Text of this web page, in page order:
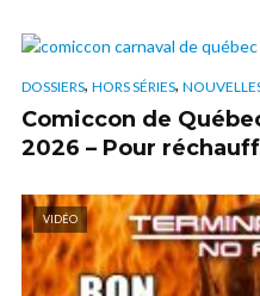
DOSSIERS, HORS SÉRIES,
Comiccon de
2026 – Pour
VIDÉO